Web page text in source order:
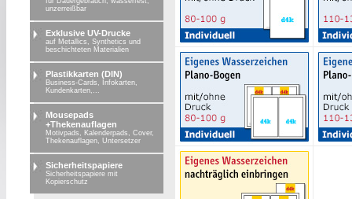
unzerreißbar
Exklusive UV-Drucke
auf Metallics, Synthetics und
beschichteten Materialien
Plastikkarten (DIN)
Business-Cards, Infokarten,
Kundenkarten,...
Mousepads
+Thekenauflagen
Motivpads, Kalenderpads, Cover,
Thekenauflagen, Untersetzer
Sicherheitspapiere
Sicherheitspapiere mit
Kopierschutz